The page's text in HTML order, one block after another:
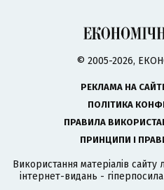
© 2005-2026,
РЕКЛАМА НА САЙТІ
ПОЛІТИКА
ПРАВИЛА
ПРИНЦИПИ І
Використання матеріалів
інтернет-видань -